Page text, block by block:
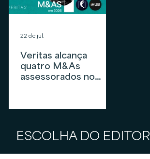
Veritas alcança
quatro M&As
assessorados no
investimentos em
22 de jul.
ESCOLHA DO EDITOR